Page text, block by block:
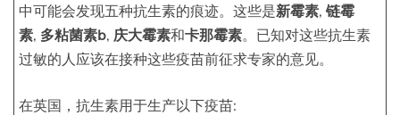
中可能会发现五种抗生素的痕迹。这些是新霉素, 链霉
素, 多粘菌素b, 庆大霉素和卡那霉素。已知对这些抗生素
过敏的人应该在接种这些疫苗前征求专家的意见。
在英国，抗生素用于生产以下疫苗: